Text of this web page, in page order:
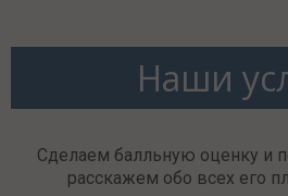
Наши
Сделаем балльную оценку и
расскажем обо всех его